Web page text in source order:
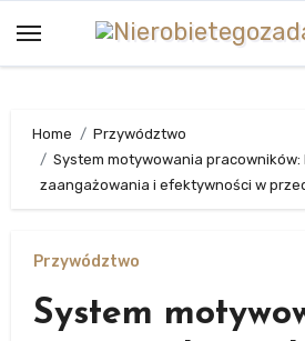
Home
Przywództwo
System motywowania pracowników:
zaangażowania i efektywności w
Przywództwo
System